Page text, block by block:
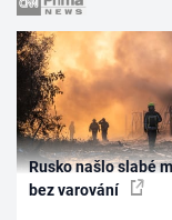
Rusko našlo slabé
bez varování